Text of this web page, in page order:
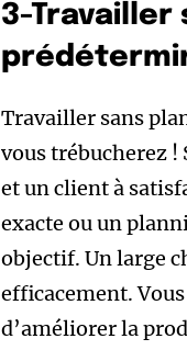
3-Travailler
Travailler sans
vous trébucherez !
et un client à
exacte ou un
objectif. Un large
efficacement.
d’améliorer la